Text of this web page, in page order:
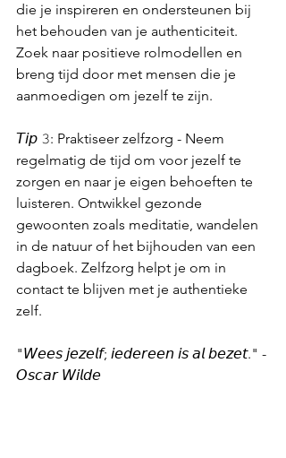
die je inspireren en ondersteunen bij
het behouden van je authenticiteit.
Zoek naar positieve rolmodellen en
breng tijd door met mensen die je
aanmoedigen om jezelf te zijn.
𝘛𝘪𝘱 𝟹: Praktiseer zelfzorg - Neem
regelmatig de tijd om voor jezelf te
zorgen en naar je eigen behoeften te
luisteren. Ontwikkel gezonde
gewoonten zoals meditatie, wandelen
in de natuur of het bijhouden van een
dagboek. Zelfzorg helpt je om in
contact te blijven met je authentieke
zelf.
"𝘞𝘦𝘦𝘴 𝘫𝘦𝘻𝘦𝘭𝘧; 𝘪𝘦𝘥𝘦𝘳𝘦𝘦𝘯 𝘪𝘴 𝘢𝘭 𝘣𝘦𝘻𝘦𝘵." -
𝘖𝘴𝘤𝘢𝘳 𝘞𝘪𝘭𝘥𝘦